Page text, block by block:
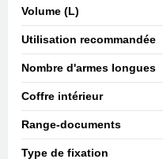
Volume (L)
Utilisation recommandée
Nombre d'armes longues
Coffre intérieur
Range-documents
Type de fixation